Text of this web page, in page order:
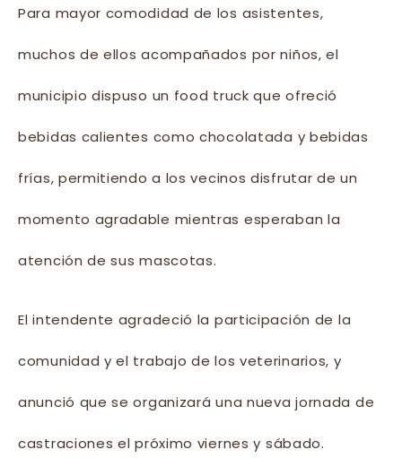
Para mayor comodidad de los asistentes,
muchos de ellos acompañados por niños, el
municipio dispuso un food truck que ofreció
bebidas calientes como chocolatada y bebidas
frías, permitiendo a los vecinos disfrutar de un
momento agradable mientras esperaban la
atención de sus mascotas.
El intendente agradeció la participación de la
comunidad y el trabajo de los veterinarios, y
anunció que se organizará una nueva jornada de
castraciones el próximo viernes y sábado.